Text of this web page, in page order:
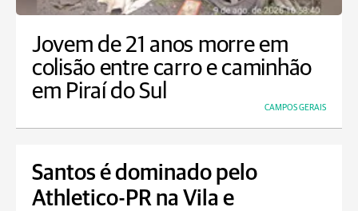
Jovem de 21 anos morre em
colisão entre carro e caminhão
em Piraí do Sul
CAMPOS GERAIS
Santos é dominado pelo
Athletico-PR na Vila e